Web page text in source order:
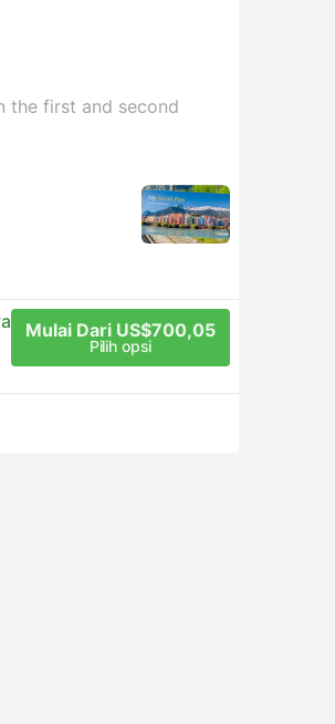
the first and second
Mulai Dari US$700,05
Pilih opsi